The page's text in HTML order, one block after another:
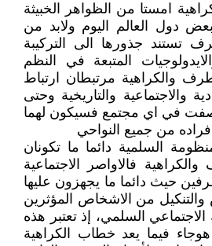
امستا من الظواهر الخبيثة
دول العالم اليوم ولابد من
تستند جذورها الى التركيبة
المتبعة في النظم
والكراهية مرتبطان ارتباط
والاجتماعية والتاريخية وحتى
عصفت في اي مجتمع فسيكون لهما
من جميع النواحي
السلمية دائما ما تكونان
فالاواصر الاجتماعية
حيث دائما ما يجهزون عليها
من الاشخاص المؤثرين
الاجتماعي السلمي، إذ تعتبر هذه
هوجاء فيما يعد خطاب الكراهية